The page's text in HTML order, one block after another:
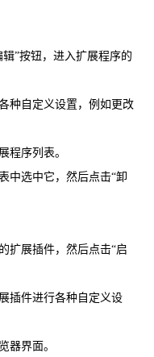
”按钮，进入扩展程序的
种自定义设置，例如更改
程序列表。
中选中它，然后点击“卸
扩展插件，然后点击“启
插件进行各种自定义设
器界面。